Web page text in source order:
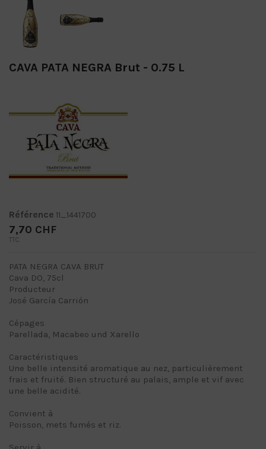
CAVA PATA NEGRA Brut - 0.75 L
Référence 11_1441700
7,70 CHF
TTC
PATA NEGRA CAVA BRUT
Cava DO, 75cl
Producteur
José García Carrión
Cépages
Parellada, Macabeo und Xarello
Caractéristiques
Une belle intensité aromatique au nez, particulièrement
frais et fruité. Bien structuré au palais, ample et vif avec
une belle acidité.
Convient à
Poisson, mets fumés et riz.